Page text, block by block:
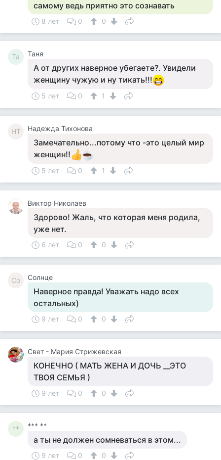
самому ведь приятно это сознавать
8 лет 0 0
Та Таня
А от других наверное убегаете?. Увидели
женщину чужую и ну тикать!!!
5 лет 0 1
НТ Надежда Тихонова
Замечательно...потому что -это целый мир
женщин!!
5 лет 0 1
Виктор Николаев
Здорово! Жаль, что которая меня родила,
уже нет.
6 лет 0 0
Со Солнце
Наверное правда! Уважать надо всех
остальных)
9 лет 0 0
Свет - Мария Стрижевская
КОНЕЧНО ( МАТЬ ЖЕНА И ДОЧЬ __ЭТО
ТВОЯ СЕМЬЯ )
9 лет 0 0
** *** **
а ты не должен сомневаться в этом...
9 лет 0 0